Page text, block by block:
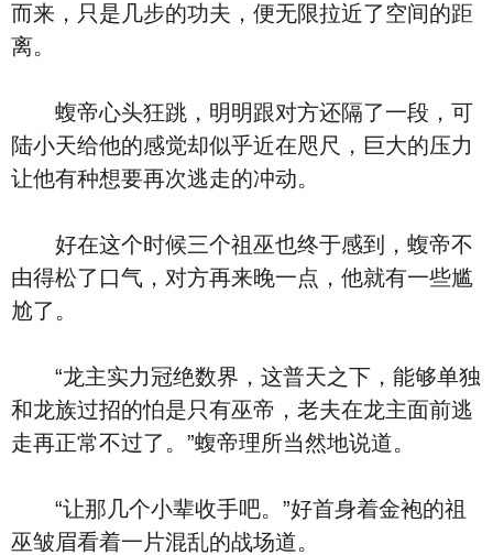
而来，只是几步的功夫，便无限拉近了空间的距
离。
蝮帝心头狂跳，明明跟对方还隔了一段，可
陆小天给他的感觉却似乎近在咫尺，巨大的压力
让他有种想要再次逃走的冲动。
好在这个时候三个祖巫也终于感到，蝮帝不
由得松了口气，对方再来晚一点，他就有一些尴
尬了。
“龙主实力冠绝数界，这普天之下，能够单独
和龙族过招的怕是只有巫帝，老夫在龙主面前逃
走再正常不过了。”蝮帝理所当然地说道。
“让那几个小辈收手吧。”好首身着金袍的祖
巫皱眉看着一片混乱的战场道。